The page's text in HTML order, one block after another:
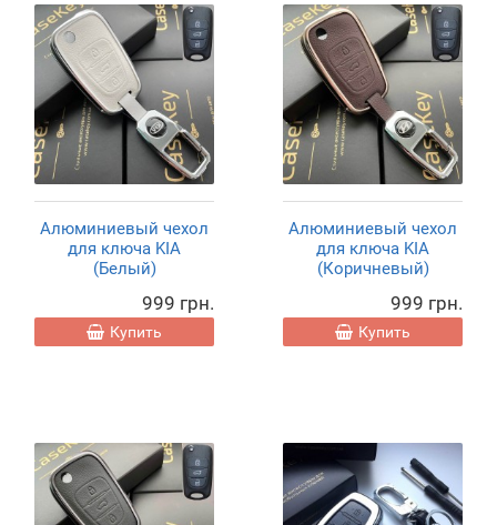
Алюминиевый чехол
для ключа KIA
(Белый)
999 грн.
Купить
Алюминиевый чехол
для ключа KIA
(Коричневый)
999 грн.
Купить